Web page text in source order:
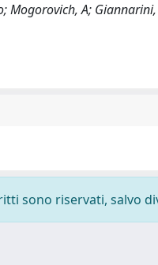
Mogorovich, A; Giannarini,
sono riservati, salvo